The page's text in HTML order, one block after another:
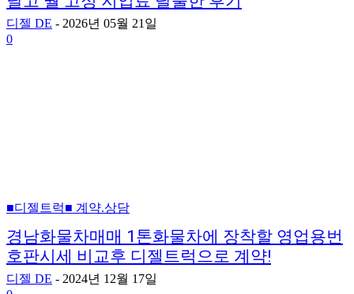
디젤 DE - 2026년 05월 21일
0
■디젤트럭■ 계약.상담
경남화물차매매 1톤화물차에 장착할 영업용번
호판시세 비교후 디젤트럭으로 계약!
디젤 DE - 2024년 12월 17일